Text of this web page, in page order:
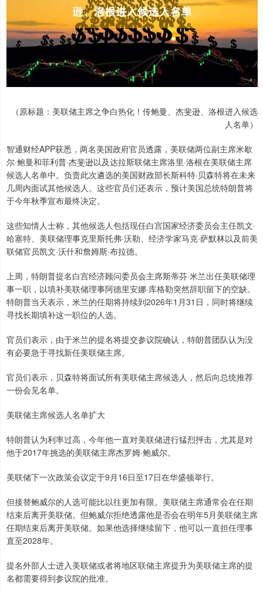
（原标题：美联储主席之争白热化！传鲍曼、杰斐逊、洛根进入候选
人名单）
智通财经APP获悉，两名美国政府官员透露，美联储两位副主席米歇
尔·鲍曼和菲利普·杰斐逊以及达拉斯联储主席洛里·洛根在美联储主席
候选人名单中。负责此次遴选的美国财政部长斯科特·贝森特将在未来
几周内面试其他候选人。这些官员们还表示，预计美国总统特朗普将
于今年秋季宣布最终决定。
这些知情人士称，其他候选人包括现任白宫国家经济委员会主任凯文·
哈塞特、美联储理事克里斯托弗·沃勒、经济学家马克·萨默林以及前美
联储官员凯文·沃什和詹姆斯·布拉德。
上周，特朗普提名白宫经济顾问委员会主席斯蒂芬·米兰出任美联储理
事一职，以填补美联储理事阿德里安娜·库格勒突然辞职留下的空缺。
特朗普当天表示，米兰的任期将持续到2026年1月31日，同时将继续
寻找长期填补这一职位的人选。
官员们表示，由于米兰的提名将提交参议院确认，特朗普团队认为没
有必要急于寻找新任美联储主席。
官员们表示，贝森特将面试所有美联储主席候选人，然后向总统推荐
一份会见名单。
美联储主席候选人名单扩大
特朗普认为利率过高，今年他一直对美联储进行猛烈抨击，尤其是对
他于2017年挑选的美联储主席杰罗姆·鲍威尔。
美联储下一次政策会议定于9月16日至17日在华盛顿举行。
但接替鲍威尔的人选可能比以往更加有限。美联储主席通常会在任期
结束后离开美联储。但鲍威尔拒绝透露他是否会在明年5月美联储主席
任期结束后离开美联储。如果他选择继续留下，他可以一直担任理事
直至2028年。
提名外部人士进入美联储或者将地区联储主席提升为美联储主席的提
名都需要得到参议院的批准。